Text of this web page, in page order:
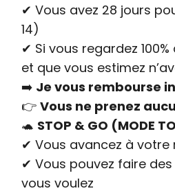
✔ Vous avez 28 jours
14)
✔ Si vous regardez
et que vous estimez
➡️ Je vous rembourse
👉 Vous ne prenez
🐢 STOP & GO (MODE
✔ Vous avancez à votre
✔ Vous pouvez faire
vous voulez